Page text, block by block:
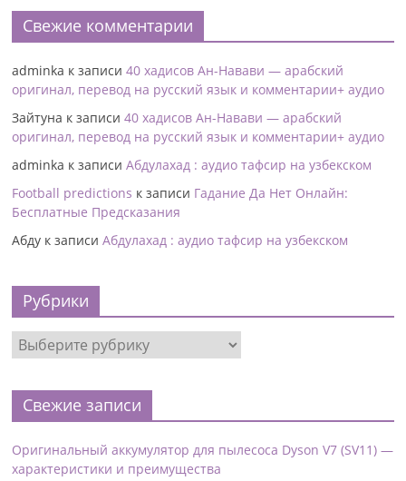
Свежие комментарии
adminka к записи40 хадисов Ан-Навави — арабский
оригинал, перевод на русский язык и комментарии+ аудио
Зайтуна к записи40 хадисов Ан-Навави — арабский
оригинал, перевод на русский язык и комментарии+ аудио
adminka к записиАбдулахад : аудио тафсир на узбекском
Football predictions к записи Гадание Да Нет Онлайн:
Бесплатные Предсказания
Абду к записиАбдулахад : аудио тафсир на узбекском
Рубрики
Свежие записи
Оригинальный аккумулятор для пылесоса Dyson V7 (SV11) —
характеристики и преимущества